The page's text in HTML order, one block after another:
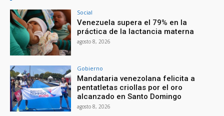
Social
Venezuela supera el 79% en la
práctica de la lactancia materna
agosto 8, 2026
Gobierno
Mandataria venezolana felicita a
pentatletas criollas por el oro
alcanzado en Santo Domingo
agosto 8, 2026